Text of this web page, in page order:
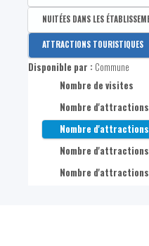
Disponible par : Commune -
Nombre de lits
Nombre
NUITÉES DANS LES
Disponible par : Commune -
Nombre de nuitées
ATTRACTIONS TOURISTIQUES
Disponible par : Commune
Nombre de visites
Nombre
Nombre
Nombre
Nombre